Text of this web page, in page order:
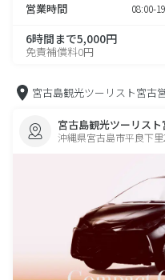
営業時間 08:00-
6時間まで5,000円
免責補償料0円
宮古島観光ツーリスト宮古
宮古島観光ツーリス
沖縄県宮古島市平良下里